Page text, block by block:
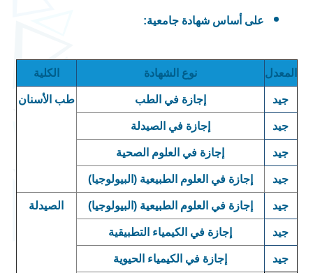
على أساس شهادة جامعية:
المعدل نوع الشهادة الكلية
جيد إجازة في الطب طب الأسنان
جيد إجازة في الصيدلة
جيد إجازة في العلوم الصحية
جيد إجازة في العلوم الطبيعية (البيولوجيا)
جيد إجازة في العلوم الطبيعية (البيولوجيا) الصيدلة
جيد إجازة في الكيمياء التطبيقية
جيد إجازة في الكيمياء الحيوية